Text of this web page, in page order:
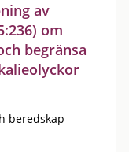
av
om
begränsa
beredskap